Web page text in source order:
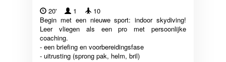
20' 1
10
Begin met een nieuwe sport: indoor skydiving!
Leer vliegen als een pro met persoonlijke
coaching.
- een briefing en voorbereidingsfase
- uitrusting (sprong pak, helm, bril)